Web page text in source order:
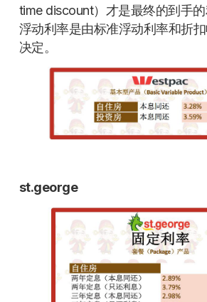
time discount）才是最终的到手
浮动利率是由标准浮动利率和折
决定。
st.george